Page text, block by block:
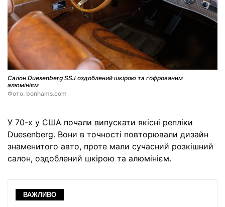
Салон Duesenberg SSJ оздоблений шкірою та гофрованим
алюмінієм
Фото: bonhams.com
У 70-х у США почали випускати якісні репліки
Duesenberg. Вони в точності повторювали дизайн
знаменитого авто, проте мали сучасний розкішний
салон, оздоблений шкірою та алюмінієм.
ВАЖЛИВО